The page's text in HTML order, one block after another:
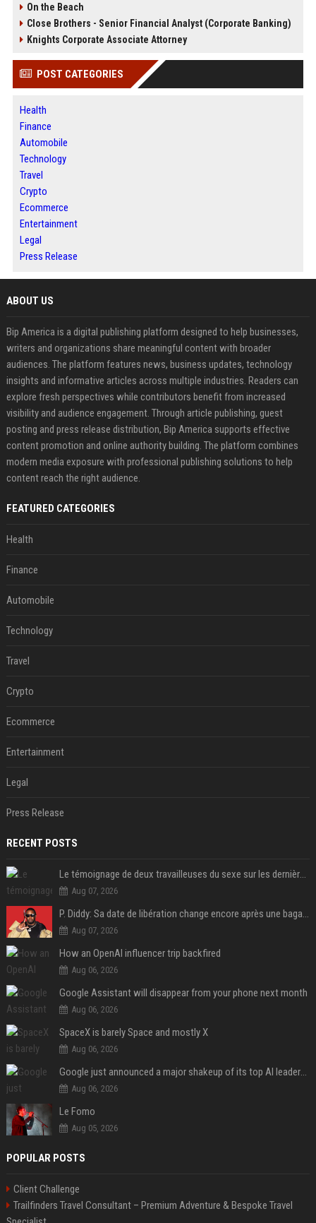
On the Beach
Close Brothers - Senior Financial Analyst (Corporate Banking)
Knights Corporate Associate Attorney
POST CATEGORIES
Health
Finance
Automobile
Technology
Travel
Crypto
Ecommerce
Entertainment
Legal
Press Release
ABOUT US
Bip America is a digital publishing platform designed to help businesses,
writers and organizations share meaningful content with broader
audiences. The platform features news, business updates, technology
insights and informative articles across multiple industries. Readers can
explore fresh perspectives while contributors benefit from increased
visibility and audience engagement. Through article publishing, guest
posting and press release distribution, Bip America supports effective
content promotion and online authority building. The platform combines
modern media exposure with professional publishing solutions to help
content reach the right audience.
FEATURED CATEGORIES
Health
Finance
Automobile
Technology
Travel
Crypto
Ecommerce
Entertainment
Legal
Press Release
RECENT POSTS
Le témoignage de deux travailleuses du sexe sur les dernières heures de Liam Payne a été dévoilé
Aug 07, 2026
P. Diddy: Sa date de libération change encore après une bagarre
Aug 07, 2026
How an OpenAI influencer trip backfired
Aug 06, 2026
Google Assistant will disappear from your phone next month
Aug 06, 2026
SpaceX is barely Space and mostly X
Aug 06, 2026
Google just announced a major shakeup of its top AI leadership
Aug 06, 2026
Le Fomo
Aug 05, 2026
POPULAR POSTS
Client Challenge
Trailfinders Travel Consultant – Premium Adventure & Bespoke Travel